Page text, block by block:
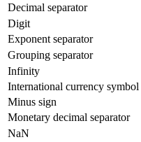
Decimal separator
Digit
Exponent separator
Grouping separator
Infinity
International currency symbol
Minus sign
Monetary decimal separator
NaN